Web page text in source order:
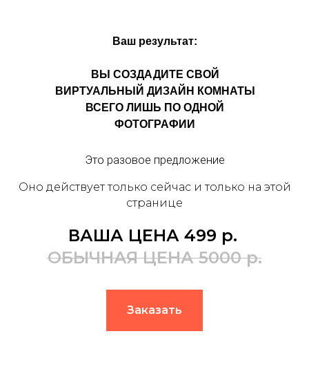
Ваш результат:
ВЫ СОЗДАДИТЕ СВОЙ
ВИРТУАЛЬНЫЙ ДИЗАЙН КОМНАТЫ
ВСЕГО ЛИШЬ ПО ОДНОЙ
ФОТОГРАФИИ
Это разовое предложение
Оно действует только сейчас и только на этой
странице
ВАША ЦЕНА 499 р.
ОБЫЧНАЯ ЦЕНА 5000 р.
Заказать